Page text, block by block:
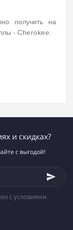
получить на
- Cherokee.
и скидках?
с выгодой!
с условиями